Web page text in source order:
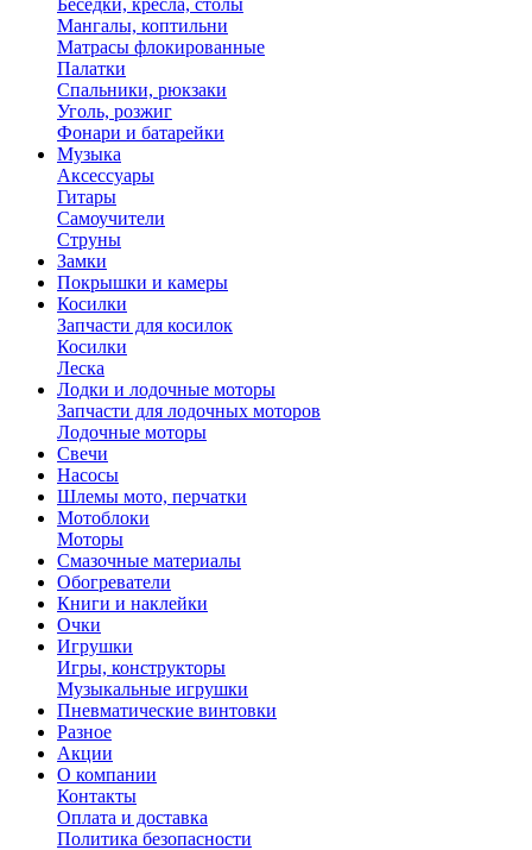
Беседки, кресла, столы
Мангалы, коптильни
Матрасы флокированные
Палатки
Спальники, рюкзаки
Уголь, розжиг
Фонари и батарейки
Музыка
Аксессуары
Гитары
Самоучители
Струны
Замки
Покрышки и камеры
Косилки
Запчасти для косилок
Косилки
Леска
Лодки и лодочные моторы
Запчасти для лодочных моторов
Лодочные моторы
Свечи
Насосы
Шлемы мото, перчатки
Мотоблоки
Моторы
Смазочные материалы
Обогреватели
Книги и наклейки
Очки
Игрушки
Игры, конструкторы
Музыкальные игрушки
Пневматические винтовки
Разное
Акции
О компании
Контакты
Оплата и доставка
Политика безопасности